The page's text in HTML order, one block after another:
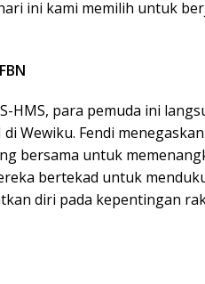
ini kami memilih untuk
HMS, para pemuda ini
Wewiku. Fendi
bersama untuk
bertekad untuk
diri pada kepentingan